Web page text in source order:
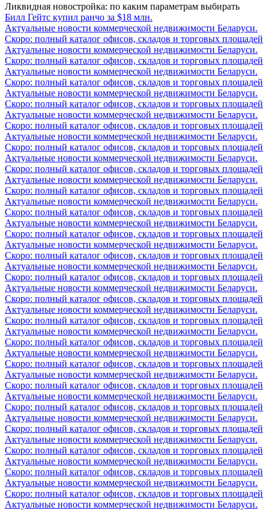
Ликвидная новостройка: по каким параметрам выбирать
Билл Гейтс купил ранчо за $18 млн.
Актуальные новости коммерческой недвижимости Беларуси.
Скоро: полный каталог офисов, складов и торговых площадей
Актуальные новости коммерческой недвижимости Беларуси.
Скоро: полный каталог офисов, складов и торговых площадей
Актуальные новости коммерческой недвижимости Беларуси.
Скоро: полный каталог офисов, складов и торговых площадей
Актуальные новости коммерческой недвижимости Беларуси.
Скоро: полный каталог офисов, складов и торговых площадей
Актуальные новости коммерческой недвижимости Беларуси.
Скоро: полный каталог офисов, складов и торговых площадей
Актуальные новости коммерческой недвижимости Беларуси.
Скоро: полный каталог офисов, складов и торговых площадей
Актуальные новости коммерческой недвижимости Беларуси.
Скоро: полный каталог офисов, складов и торговых площадей
Актуальные новости коммерческой недвижимости Беларуси.
Скоро: полный каталог офисов, складов и торговых площадей
Актуальные новости коммерческой недвижимости Беларуси.
Скоро: полный каталог офисов, складов и торговых площадей
Актуальные новости коммерческой недвижимости Беларуси.
Скоро: полный каталог офисов, складов и торговых площадей
Актуальные новости коммерческой недвижимости Беларуси.
Скоро: полный каталог офисов, складов и торговых площадей
Актуальные новости коммерческой недвижимости Беларуси.
Скоро: полный каталог офисов, складов и торговых площадей
Актуальные новости коммерческой недвижимости Беларуси.
Скоро: полный каталог офисов, складов и торговых площадей
Актуальные новости коммерческой недвижимости Беларуси.
Скоро: полный каталог офисов, складов и торговых площадей
Актуальные новости коммерческой недвижимости Беларуси.
Скоро: полный каталог офисов, складов и торговых площадей
Актуальные новости коммерческой недвижимости Беларуси.
Скоро: полный каталог офисов, складов и торговых площадей
Актуальные новости коммерческой недвижимости Беларуси.
Скоро: полный каталог офисов, складов и торговых площадей
Актуальные новости коммерческой недвижимости Беларуси.
Скоро: полный каталог офисов, складов и торговых площадей
Актуальные новости коммерческой недвижимости Беларуси.
Скоро: полный каталог офисов, складов и торговых площадей
Актуальные новости коммерческой недвижимости Беларуси.
Скоро: полный каталог офисов, складов и торговых площадей
Актуальные новости коммерческой недвижимости Беларуси.
Скоро: полный каталог офисов, складов и торговых площадей
Актуальные новости коммерческой недвижимости Беларуси.
Скоро: полный каталог офисов, складов и торговых площадей
Актуальные новости коммерческой недвижимости Беларуси.